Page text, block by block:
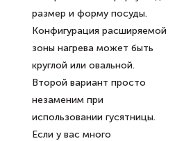
размер и форму посуды.
Конфигурация расширяемой
зоны нагрева может быть
круглой или овальной.
Второй вариант просто
незаменим при
использовании гусятницы.
Если у вас много